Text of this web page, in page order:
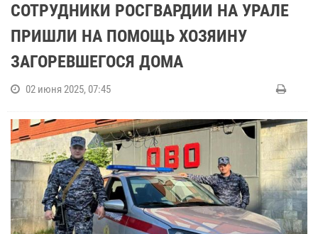
СОТРУДНИКИ РОСГВАРДИИ НА УРАЛЕ
ПРИШЛИ НА ПОМОЩЬ ХОЗЯИНУ
ЗАГОРЕВШЕГОСЯ ДОМА
02 июня 2025, 07:45